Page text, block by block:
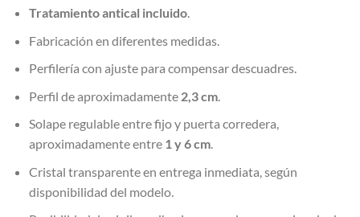
Tratamiento antical incluido.
Fabricación en diferentes medidas.
Perfilería con ajuste para compensar descuadres.
Perfil de aproximadamente 2,3 cm.
Solape regulable entre fijo y puerta corredera,
aproximadamente entre 1 y 6 cm.
Cristal transparente en entrega inmediata, según
disponibilidad del modelo.